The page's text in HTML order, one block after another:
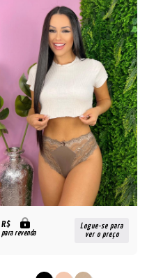
R$
para revenda
Logue-se para
ver o preço